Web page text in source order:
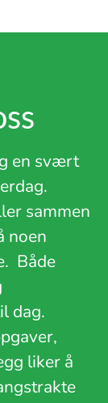
en svært
sammen
noen
Både
dag.
liker å